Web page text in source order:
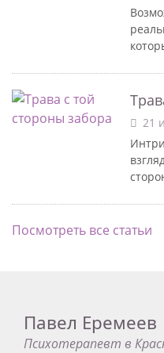
21
Посмотреть все статьи
Павел Еремеев
Психотерапевт в